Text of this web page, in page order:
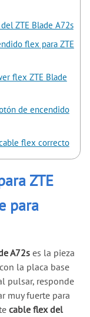
ZTE Blade A72s
flex para ZTE
flex ZTE Blade
de encendido
flex correcto
ZTE
para
A72s es la pieza
la placa base
pulsar, responde
muy fuerte para
cable flex del